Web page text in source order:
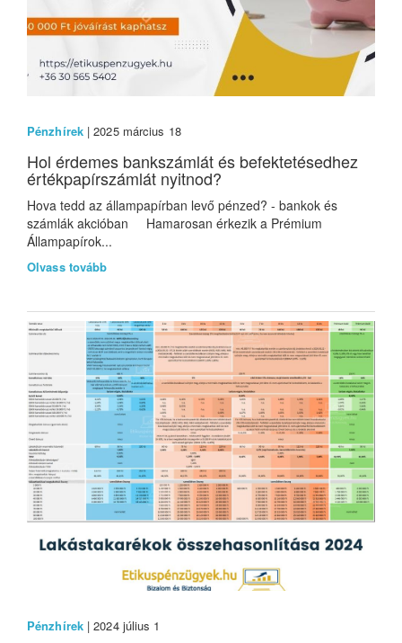
Pénzhírek| 2025 március 18
Hol érdemes bankszámlát és befektetésedhez
értékpapírszámlát nyitnod?
Hova tedd az állampapírban levő pénzed? - bankok és
számlák akcióban Hamarosan érkezik a Prémium
Állampapírok...
Olvass tovább
Pénzhírek| 2024 július 1